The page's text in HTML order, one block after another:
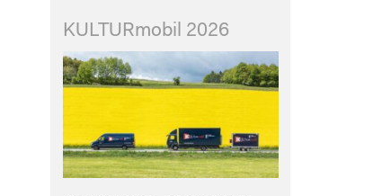
KULTURmobil 2026